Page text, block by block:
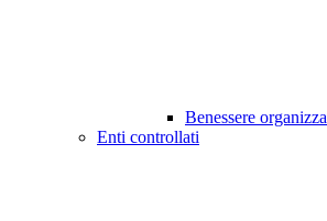
Benessere
Enti controllati